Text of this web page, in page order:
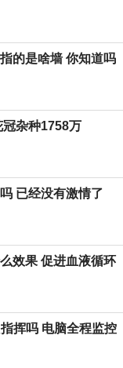
的是啥墙 你知道吗
杂种1758万
已经没有激情了
效果 促进血液循环
挥吗 电脑全程监控